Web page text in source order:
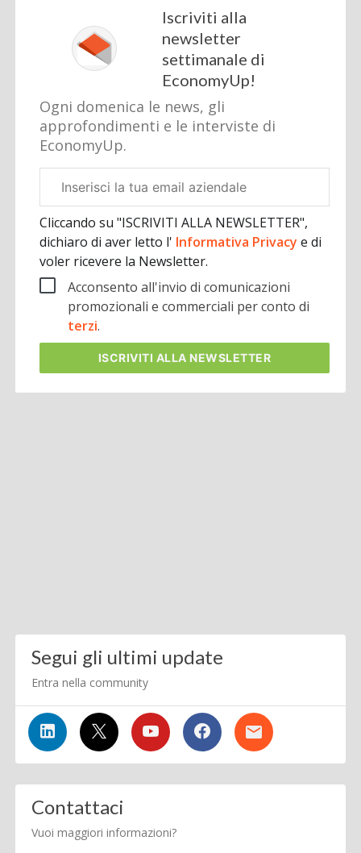
Iscriviti alla
newsletter
settimanale di
EconomyUp!
Ogni domenica le news, gli
approfondimenti e le interviste di
EconomyUp.
aziendale
Cliccando su "ISCRIVITI ALLA NEWSLETTER",
dichiaro di aver letto l' Informativa Privacye di
voler ricevere la Newsletter.
Acconsento all'invio di comunicazioni
promozionali e commerciali per conto di
terzi.
ISCRIVITI ALLA NEWSLETTER
Segui gli ultimi update
Entra nella community
Contattaci
Vuoi maggiori informazioni?